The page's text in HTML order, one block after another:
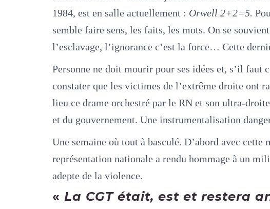
1984, est en salle actuellement : Orwell 2+2=5.
semble faire sens, les faits, les mots. On se
l’esclavage, l’ignorance c’est la force… Cette
Personne ne doit mourir pour ses idées et, s’il faut
constater que les victimes de l’extrême droite ont
lieu ce drame orchestré par le RN et son ultra-
et du gouvernement. Une instrumentalisation
Une semaine où tout à basculé. D’abord avec
représentation nationale a rendu hommage à un
adepte de la violence.
« La CGT était, est et restera